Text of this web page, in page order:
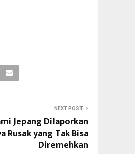
NEXT POST
Jepang Dilaporkan
Rusak yang Tak Bisa
Diremehkan